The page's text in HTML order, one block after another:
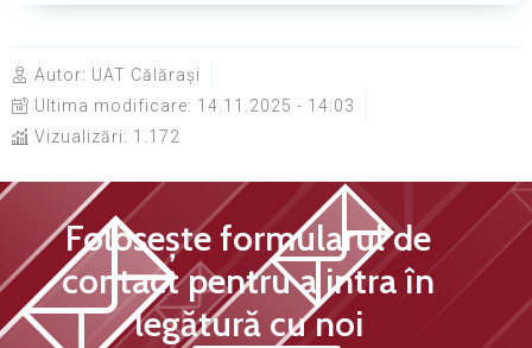
Autor: UAT Călărași
Ultima modificare: 14.11.2025 - 14:03
Vizualizări: 1.172
Folosește formularul de
contact pentru a intra în
legătură cu noi